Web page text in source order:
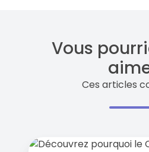
Vous
Ces articles
Canada